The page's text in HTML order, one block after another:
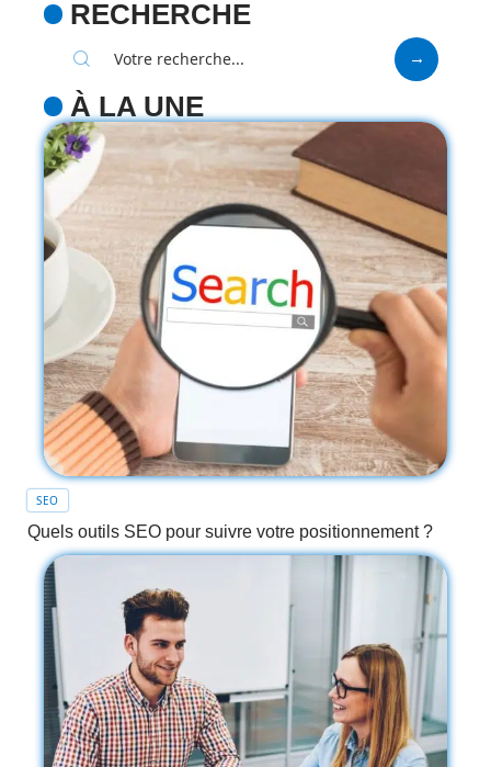
RECHERCHE
À LA UNE
SEO
Quels outils SEO pour suivre votre positionnement ?